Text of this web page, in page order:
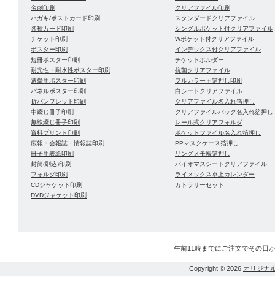
名刺印刷
ハガキ/ポストカード印刷
各種カード印刷
チケット印刷
ポスター印刷
短冊ポスター印刷
耐光性・耐水性ポスター印刷
選挙用ポスター印刷
パネルポスター印刷
折パンフレット印刷
中綴じ冊子印刷
無線綴じ冊子印刷
資料プリント印刷
広報・会報誌・情報誌印刷
冊子用表紙印刷
封筒(刷込)印刷
フォルダ印刷
CDジャケット印刷
DVDジャケット印刷
クリアファイル印刷
スタンダードクリアファイル
シングルポケット付クリアファイル
Wポケット付クリアファイル
インデックス付クリアファイル
チケットホルダー
抗菌クリアファイル
フルカラー＋箔押し印刷
白シートクリアファイル
クリアファイル名入れ箔押し
クリアファイルバッグ名入れ箔押し
レール式クリアフォルダ
ポケットファイル名入れ箔押し
PPマスクケース箔押し
リングメモ帳箔押し
バイオマスシートクリアファイル
ライメックス卓上カレンダー
カトラリーセット
午前11時までにご注文でその日
Copyright © 2026 オリジナ